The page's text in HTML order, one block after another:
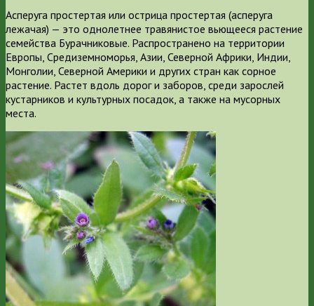
Асперуга простертая или острица простертая (асперуга
лежачая) — это однолетнее травянистое вьющееся растение
семейства Бурачниковые. Распространено на территории
Европы, Средиземноморья, Азии, Северной Африки, Индии,
Монголии, Северной Америки и других стран как сорное
растение. Растет вдоль дорог и заборов, среди зарослей
кустарников и культурных посадок, а также на мусорных
места.